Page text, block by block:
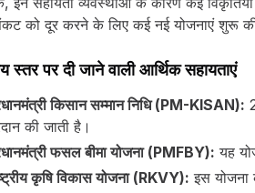
को दूर करने के लिए कई नई योजनाएं शुरू
स्तर पर दी जाने वाली आर्थिक सहायताएं
किसान सम्मान निधि (PM-KISAN):
की जाती है।
फसल बीमा योजना (PMFBY): यह
कृषि विकास योजना (RKVY): इस योजना